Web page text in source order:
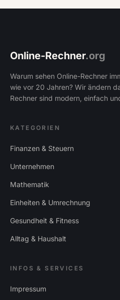
Online-Rechner.org
Warum sehen Online-Rechner
wie vor 20 Jahren? Wir ändern
Rechner sind modern, einfach
KATEGORIEN
Finanzen & Steuern
Unternehmen
Mathematik
Einheiten & Umrechnung
Gesundheit & Fitness
Alltag & Haushalt
INFOS & SERVICES
Impressum